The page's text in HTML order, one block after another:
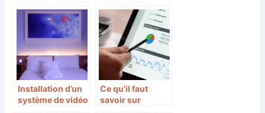
importante ?
réseaux et
télécoms
Installation d’un
système de vidéo
Ce qu’il faut
savoir sur